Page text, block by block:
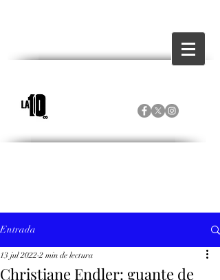
Entrada
Christiane Endler: guante de
13 jul 2022 2 min de lectura